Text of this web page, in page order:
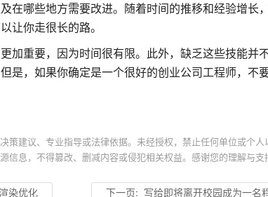
在哪些地方需要改进。随着时间的推移和经验增长
让你走很长的路。
加重要，因为时间很有限。此外，缺乏这些技能并
是，如果你确定是一个很好的创业公司工程师，不
策建议、专业指导或法律依据。未经授权，禁止任何单位或个
息，不得篡改、删减内容或侵犯相关权益。感谢您的理解与支
染优化 下一页: 写给即将离开校园成为一名